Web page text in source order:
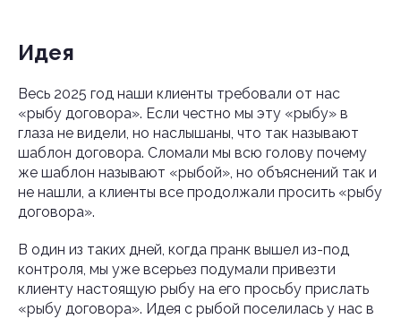
Идея
Весь 2025 год наши клиенты требовали от нас
«рыбу договора». Если честно мы эту «рыбу» в
глаза не видели, но наслышаны, что так называют
шаблон договора. Сломали мы всю голову почему
же шаблон называют «рыбой», но объяснений так и
не нашли, а клиенты все продолжали просить «рыбу
договора».
В один из таких дней, когда пранк вышел из-под
контроля, мы уже всерьез подумали привезти
клиенту настоящую рыбу на его просьбу прислать
«рыбу договора». Идея с рыбой поселилась у нас в